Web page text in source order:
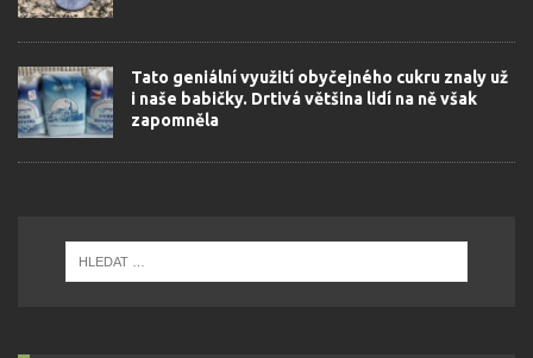
Tato geniální využití obyčejného cukru znaly už
i naše babičky. Drtivá většina lidí na ně však
zapomněla